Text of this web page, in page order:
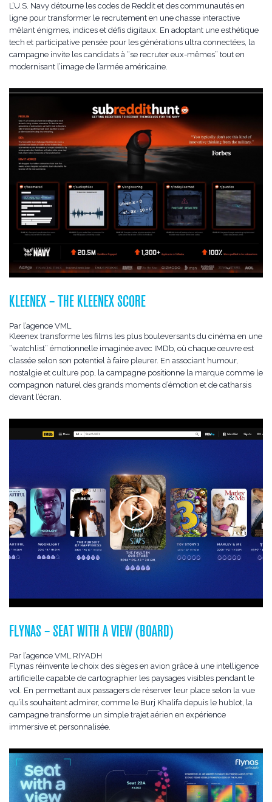
L’U.S. Navy détourne les codes de Reddit et des communautés en
ligne pour transformer le recrutement en une chasse interactive
mêlant énigmes, indices et défis digitaux. En adoptant une esthétique
tech et participative pensée pour les générations ultra connectées, la
campagne invite les candidats à “se recruter eux-mêmes” tout en
modernisant l’image de l’armée américaine.
KLEENEX – THE KLEENEX SCORE
Par l’agence VML
Kleenex transforme les films les plus bouleversants du cinéma en une
“watchlist” émotionnelle imaginée avec IMDb, où chaque œuvre est
classée selon son potentiel à faire pleurer. En associant humour,
nostalgie et culture pop, la campagne positionne la marque comme le
compagnon naturel des grands moments d’émotion et de catharsis
devant l’écran.
FLYNAS – SEAT WITH A VIEW (BOARD)
Par l’agence VML RIYADH
Flynas réinvente le choix des sièges en avion grâce à une intelligence
artificielle capable de cartographier les paysages visibles pendant le
vol. En permettant aux passagers de réserver leur place selon la vue
qu’ils souhaitent admirer, comme le Burj Khalifa depuis le hublot, la
campagne transforme un simple trajet aérien en expérience
immersive et personnalisée.